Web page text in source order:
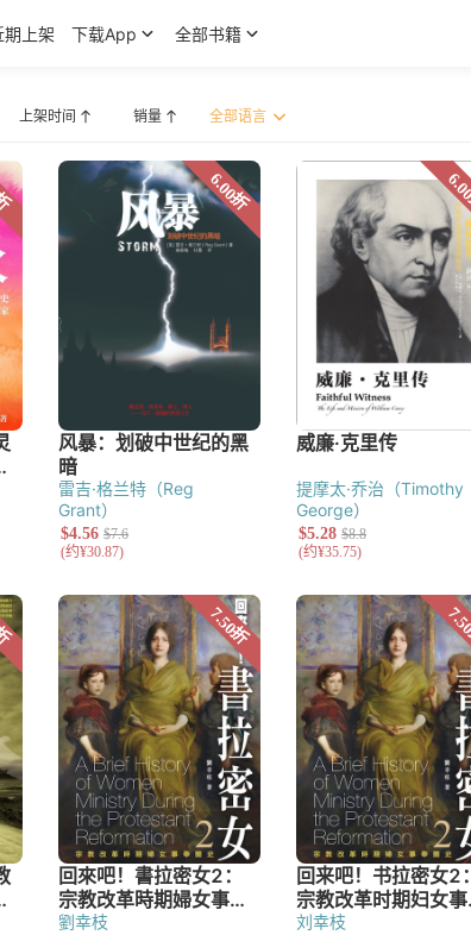
期上架 下载App 全部书籍
·派博（John Piper）
教研究
上架时间 销量
雷吉·格兰特（Reg
Grant）
提摩太·乔治（Timothy
George）
劉幸枝 刘幸枝